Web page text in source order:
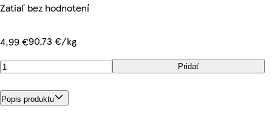
Zatiaľ bez hodnotení
4,99 €90,73 €/kg
Pridať
Popis produktu